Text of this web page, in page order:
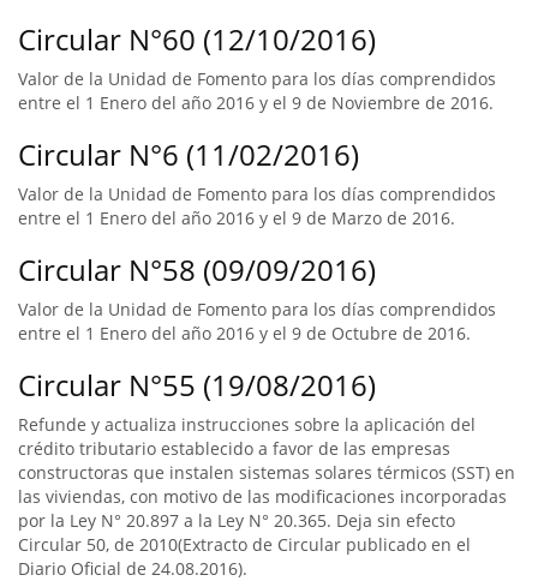
Circular N°60 (12/10/2016)
Valor de la Unidad de Fomento para los días comprendidos
entre el 1 Enero del año 2016 y el 9 de Noviembre de 2016.
Circular N°6 (11/02/2016)
Valor de la Unidad de Fomento para los días comprendidos
entre el 1 Enero del año 2016 y el 9 de Marzo de 2016.
Circular N°58 (09/09/2016)
Valor de la Unidad de Fomento para los días comprendidos
entre el 1 Enero del año 2016 y el 9 de Octubre de 2016.
Circular N°55 (19/08/2016)
Refunde y actualiza instrucciones sobre la aplicación del
crédito tributario establecido a favor de las empresas
constructoras que instalen sistemas solares térmicos (SST) en
las viviendas, con motivo de las modificaciones incorporadas
por la Ley N° 20.897 a la Ley N° 20.365. Deja sin efecto
Circular 50, de 2010(Extracto de Circular publicado en el
Diario Oficial de 24.08.2016).